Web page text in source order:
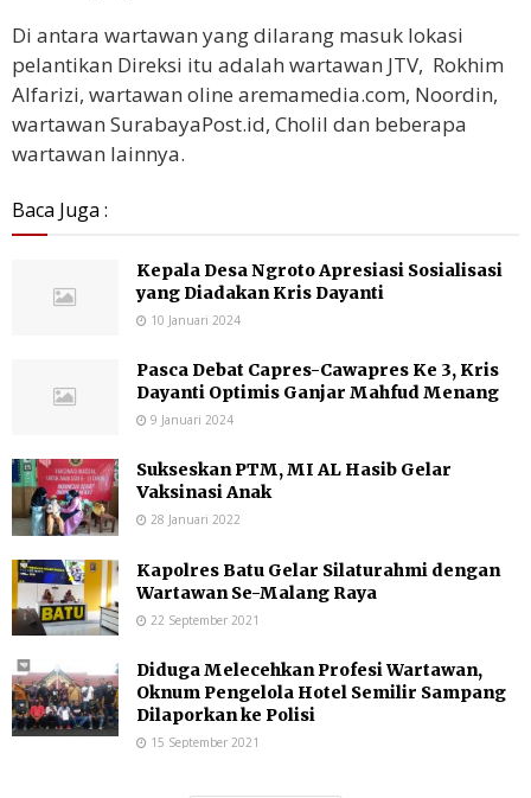
Di antara wartawan yang dilarang masuk lokasi
pelantikan Direksi itu adalah wartawan JTV, Rokhim
Alfarizi, wartawan oline aremamedia.com, Noordin,
wartawan SurabayaPost.id, Cholil dan beberapa
wartawan lainnya.
Baca Juga :
Kepala Desa Ngroto Apresiasi Sosialisasi
yang Diadakan Kris Dayanti
10 Januari 2024
Pasca Debat Capres-Cawapres Ke 3, Kris
Dayanti Optimis Ganjar Mahfud Menang
9 Januari 2024
Sukseskan PTM, MI AL Hasib Gelar
Vaksinasi Anak
28 Januari 2022
Kapolres Batu Gelar Silaturahmi dengan
Wartawan Se-Malang Raya
22 September 2021
Diduga Melecehkan Profesi Wartawan,
Oknum Pengelola Hotel Semilir Sampang
Dilaporkan ke Polisi
15 September 2021